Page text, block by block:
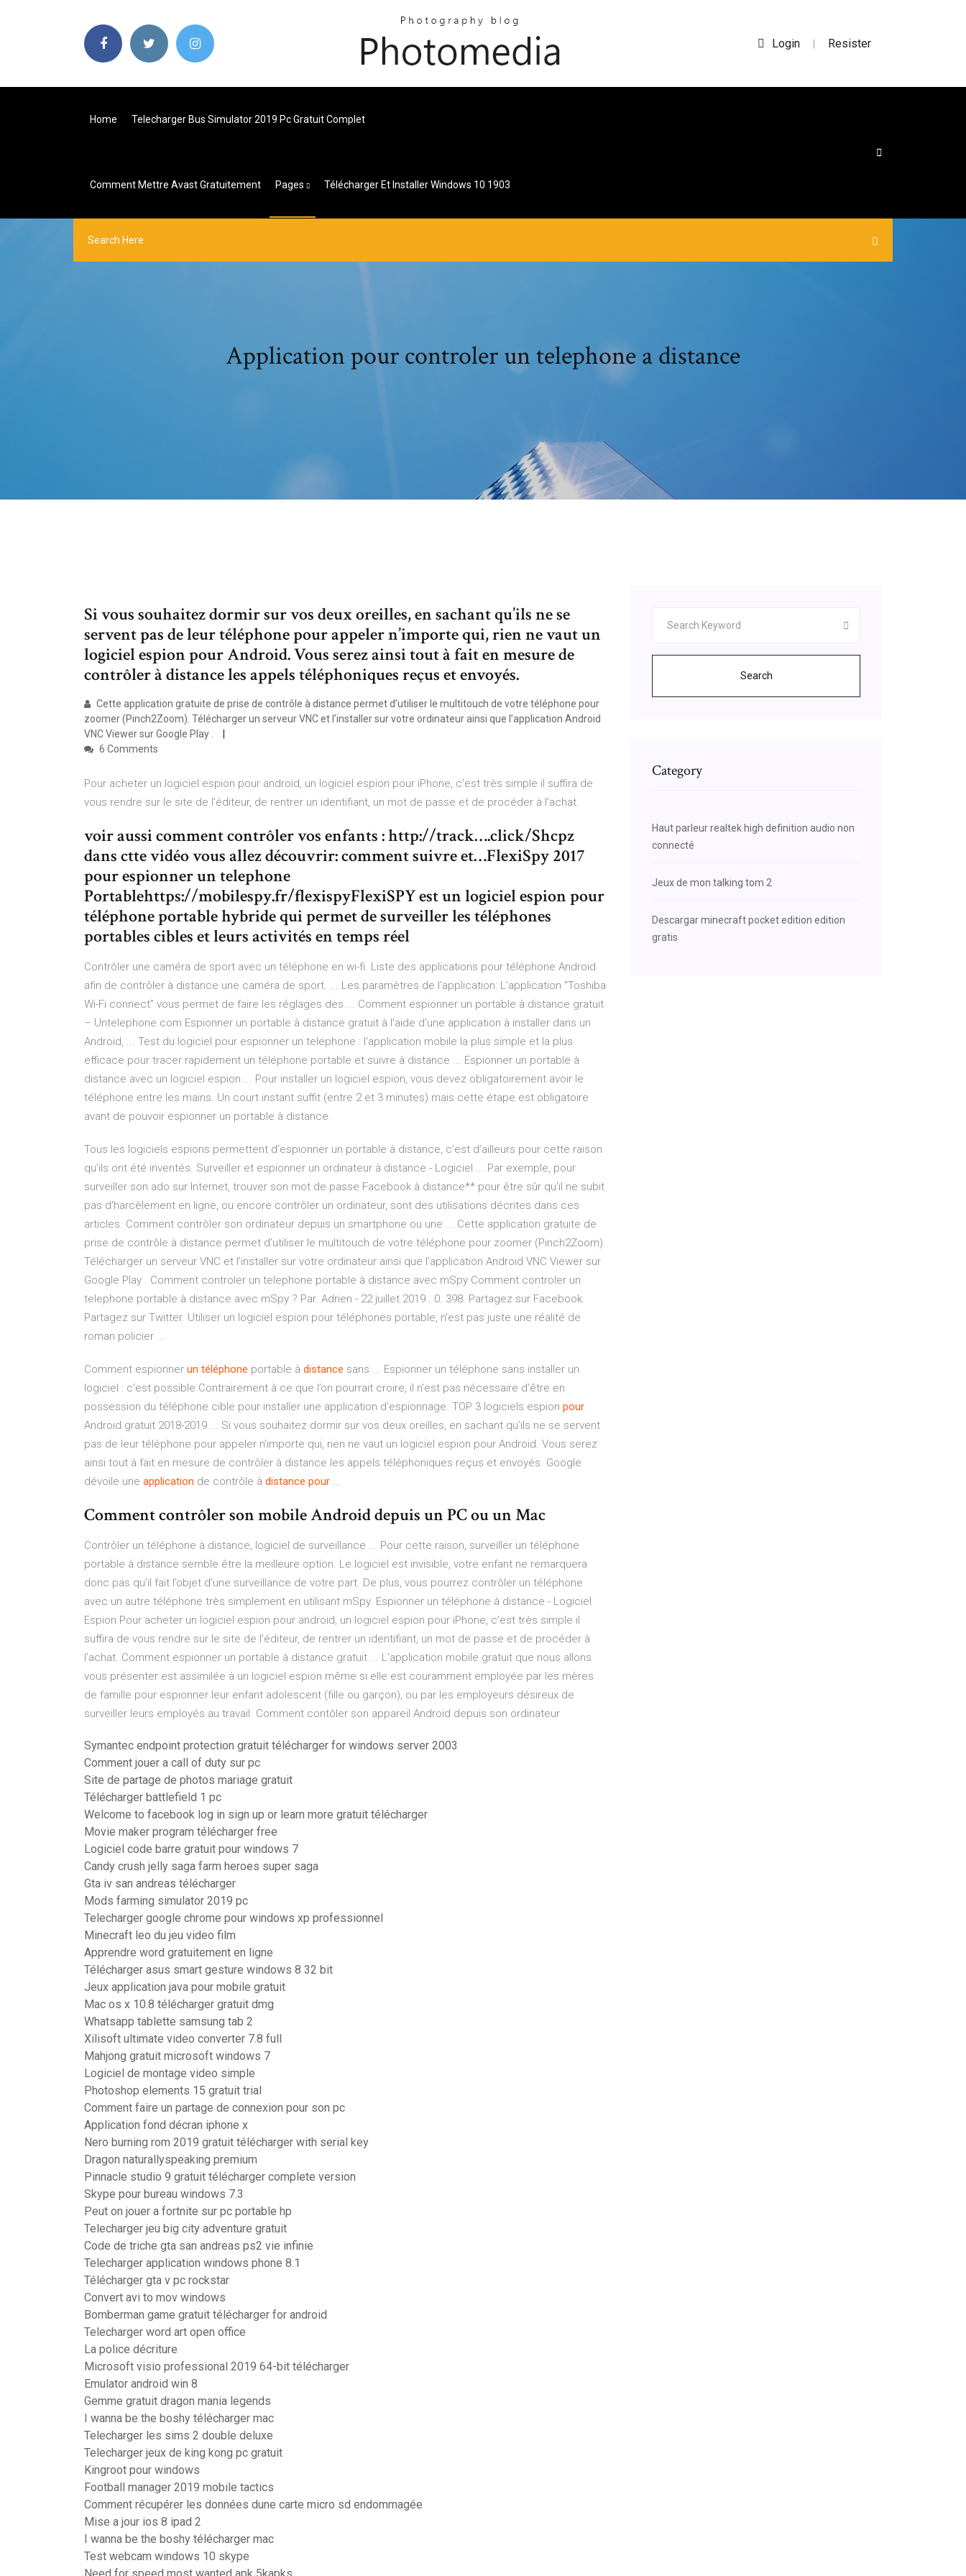
Login | Resister
Home Telecharger Bus Simulator 2019 Pc Gratuit Complet
Comment Mettre Avast Gratuitement Pages Télécharger Et Installer Windows 10 1903
Application pour controler un telephone a distance
Si vous souhaitez dormir sur vos deux oreilles, en sachant qu’ils ne se
servent pas de leur téléphone pour appeler n’importe qui, rien ne vaut un
logiciel espion pour Android. Vous serez ainsi tout à fait en mesure de
contrôler à distance les appels téléphoniques reçus et envoyés.
Cette application gratuite de prise de contrôle à distance permet d’utiliser le multitouch de votre téléphone pour
zoomer (Pinch2Zoom). Télécharger un serveur VNC et l’installer sur votre ordinateur ainsi que l’application Android
VNC Viewer sur Google Play .
6 Comments
Pour acheter un logiciel espion pour android, un logiciel espion pour iPhone, c’est très simple il suffira de
vous rendre sur le site de l’éditeur, de rentrer un identifiant, un mot de passe et de procéder à l’achat.
voir aussi comment contrôler vos enfants : http://track….click/Shcpz
dans ctte vidéo vous allez découvrir: comment suivre et…FlexiSpy 2017
pour espionner un telephone
Portablehttps://mobilespy.fr/flexispyFlexiSPY est un logiciel espion pour
téléphone portable hybride qui permet de surveiller les téléphones
portables cibles et leurs activités en temps réel
Contrôler une caméra de sport avec un téléphone en wi-fi. Liste des applications pour téléphone Android
afin de contrôler à distance une caméra de sport. ... Les paramètres de l’application: L’application “Toshiba
Wi-Fi connect” vous permet de faire les réglages des ... Comment espionner un portable à distance gratuit
– Untelephone.com Espionner un portable à distance gratuit à l'aide d'une application à installer dans un
Android, ... Test du logiciel pour espionner un telephone : l'application mobile la plus simple et la plus
efficace pour tracer rapidement un téléphone portable et suivre à distance ... Espionner un portable à
distance avec un logiciel espion ... Pour installer un logiciel espion, vous devez obligatoirement avoir le
téléphone entre les mains. Un court instant suffit (entre 2 et 3 minutes) mais cette étape est obligatoire
avant de pouvoir espionner un portable à distance.
Tous les logiciels espions permettent d’espionner un portable à distance, c’est d’ailleurs pour cette raison
qu’ils ont été inventés. Surveiller et espionner un ordinateur à distance - Logiciel ... Par exemple, pour
surveiller son ado sur Internet, trouver son mot de passe Facebook à distance** pour être sûr qu'il ne subit
pas d'harcèlement en ligne, ou encore contrôler un ordinateur, sont des utilisations décrites dans ces
articles. Comment contrôler son ordinateur depuis un smartphone ou une ... Cette application gratuite de
prise de contrôle à distance permet d’utiliser le multitouch de votre téléphone pour zoomer (Pinch2Zoom).
Télécharger un serveur VNC et l’installer sur votre ordinateur ainsi que l’application Android VNC Viewer sur
Google Play . Comment controler un telephone portable à distance avec mSpy Comment controler un
telephone portable à distance avec mSpy ? Par. Adrien - 22 juillet 2019 . 0. 398. Partagez sur Facebook.
Partagez sur Twitter. Utiliser un logiciel espion pour téléphones portable, n’est pas juste une réalité de
roman policier ...
Comment espionner un téléphone portable à distance sans ... Espionner un téléphone sans installer un
logiciel : c’est possible Contrairement à ce que l’on pourrait croire, il n’est pas nécessaire d’être en
possession du téléphone cible pour installer une application d’espionnage. TOP 3 logiciels espion pour
Android gratuit 2018-2019 ... Si vous souhaitez dormir sur vos deux oreilles, en sachant qu’ils ne se servent
pas de leur téléphone pour appeler n’importe qui, rien ne vaut un logiciel espion pour Android. Vous serez
ainsi tout à fait en mesure de contrôler à distance les appels téléphoniques reçus et envoyés. Google
dévoile une application de contrôle à distance pour ...
Comment contrôler son mobile Android depuis un PC ou un Mac
Contrôler un téléphone à distance, logiciel de surveillance ... Pour cette raison, surveiller un téléphone
portable à distance semble être la meilleure option. Le logiciel est invisible, votre enfant ne remarquera
donc pas qu’il fait l’objet d’une surveillance de votre part. De plus, vous pourrez contrôler un téléphone
avec un autre téléphone très simplement en utilisant mSpy. Espionner un téléphone à distance - Logiciel
Espion Pour acheter un logiciel espion pour android, un logiciel espion pour iPhone, c’est très simple il
suffira de vous rendre sur le site de l’éditeur, de rentrer un identifiant, un mot de passe et de procéder à
l’achat. Comment espionner un portable à distance gratuit ... L’application mobile gratuit que nous allons
vous présenter est assimilée à un logiciel espion même si elle est couramment employée par les mères
de famille pour espionner leur enfant adolescent (fille ou garçon), ou par les employeurs désireux de
surveiller leurs employés au travail. Comment contôler son appareil Android depuis son ordinateur
Symantec endpoint protection gratuit télécharger for windows server 2003
Comment jouer a call of duty sur pc
Site de partage de photos mariage gratuit
Télécharger battlefield 1 pc
Welcome to facebook log in sign up or learn more gratuit télécharger
Movie maker program télécharger free
Logiciel code barre gratuit pour windows 7
Candy crush jelly saga farm heroes super saga
Gta iv san andreas télécharger
Mods farming simulator 2019 pc
Telecharger google chrome pour windows xp professionnel
Minecraft leo du jeu video film
Apprendre word gratuitement en ligne
Télécharger asus smart gesture windows 8 32 bit
Jeux application java pour mobile gratuit
Mac os x 10.8 télécharger gratuit dmg
Whatsapp tablette samsung tab 2
Xilisoft ultimate video converter 7.8 full
Mahjong gratuit microsoft windows 7
Logiciel de montage video simple
Photoshop elements 15 gratuit trial
Comment faire un partage de connexion pour son pc
Application fond décran iphone x
Nero burning rom 2019 gratuit télécharger with serial key
Dragon naturallyspeaking premium
Pinnacle studio 9 gratuit télécharger complete version
Skype pour bureau windows 7.3
Peut on jouer a fortnite sur pc portable hp
Telecharger jeu big city adventure gratuit
Code de triche gta san andreas ps2 vie infinie
Telecharger application windows phone 8.1
Télécharger gta v pc rockstar
Convert avi to mov windows
Bomberman game gratuit télécharger for android
Telecharger word art open office
La police décriture
Microsoft visio professional 2019 64-bit télécharger
Emulator android win 8
Gemme gratuit dragon mania legends
I wanna be the boshy télécharger mac
Telecharger les sims 2 double deluxe
Telecharger jeux de king kong pc gratuit
Kingroot pour windows
Football manager 2019 mobile tactics
Comment récupérer les données dune carte micro sd endommagée
Mise a jour ios 8 ipad 2
I wanna be the boshy télécharger mac
Test webcam windows 10 skype
Search
Category
Haut parleur realtek high definition audio non
connecté
Jeux de mon talking tom 2
Descargar minecraft pocket edition edition
gratis